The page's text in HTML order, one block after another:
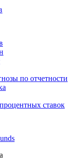
по отчетности
ставок